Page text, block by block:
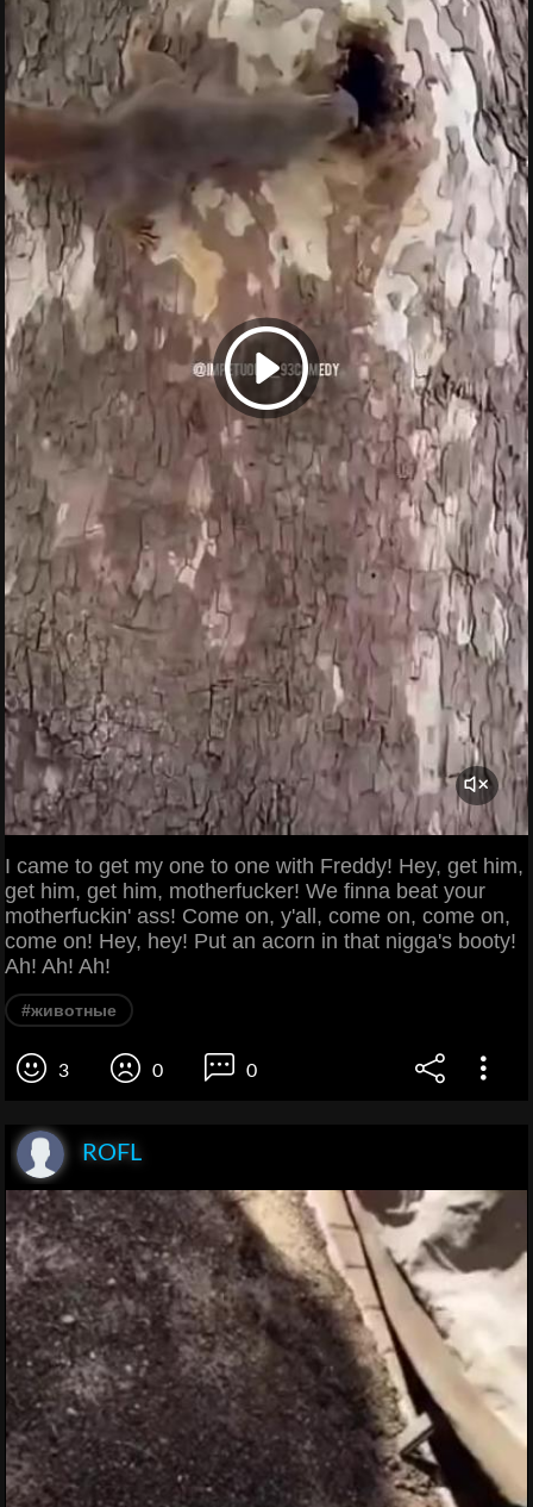
I came to get my one to one with Freddy! Hey, get him,
get him, get him, motherfucker! We finna beat your
motherfuckin' ass! Come on, y'all, come on, come on,
come on! Hey, hey! Put an acorn in that nigga's booty!
Ah! Ah! Ah!
#животные
3 0 0
ROFL